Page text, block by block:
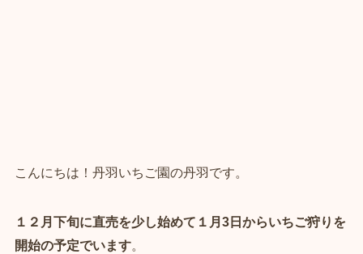
こんにちは！丹羽いちご園の丹羽です。
１２月下旬に直売を少し始めて１月3日からいちご狩りを
開始の予定でいます。